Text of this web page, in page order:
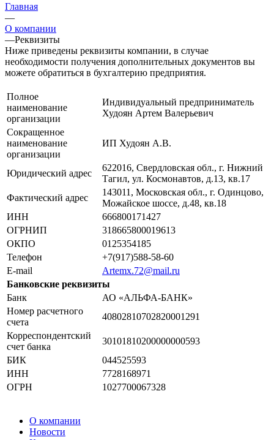
Главная
—
О компании
—Реквизиты
Ниже приведены реквизиты компании, в случае
необходимости получения дополнительных документов вы
можете обратиться в бухгалтерию предприятия.
Полное
наименование
организации
Индивидуальный предприниматель
Худоян Артем Валерьевич
Сокращенное
наименование
организации
ИП Худоян А.В.
Юридический адрес
622016, Свердловская обл., г. Нижний
Тагил, ул. Космонавтов, д.13, кв.17
Фактический адрес
143011, Московская обл., г. Одинцово,
Можайское шоссе, д.48, кв.18
ИНН
666800171427
ОГРНИП
318665800019613
ОКПО
0125354185
Телефон
+7(917)588-58-60
E-mail
Artemx.72@mail.ru
Банковские реквизиты
Банк
АО «АЛЬФА-БАНК»
Номер расчетного
счета
40802810702820001291
Корреспондентский
счет банка
30101810200000000593
БИК
044525593
ИНН
7728168971
ОГРН
1027700067328
О компании
Новости